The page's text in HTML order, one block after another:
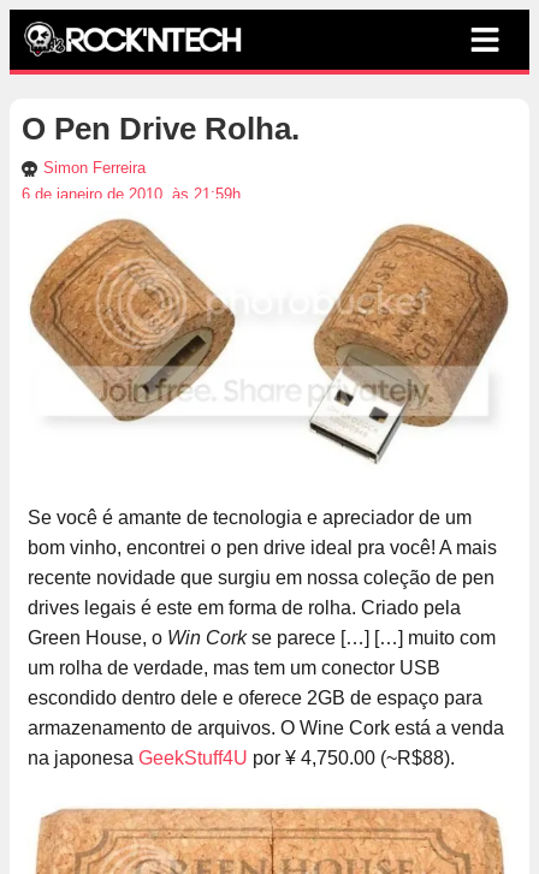
O Pen Drive Rolha.
Simon Ferreira
6 de janeiro de 2010, às 21:59h
Se você é amante de tecnologia e apreciador de um
bom vinho, encontrei o pen drive ideal pra você! A mais
recente novidade que surgiu em nossa coleção de pen
drives legais é este em forma de rolha. Criado pela
Green House, o Win Corkse parece […] […] muito com
um rolha de verdade, mas tem um conector USB
escondido dentro dele e oferece 2GB de espaço para
armazenamento de arquivos. O Wine Cork está a venda
na japonesa GeekStuff4U por ¥ 4,750.00 (~R$88).